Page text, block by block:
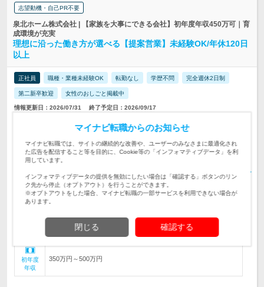
志望動機・自己PR不要
泉北ホーム株式会社 | 【家族を大事にできる会社】初年度年収450万可｜育
成環境が充実
理想に沿った働き方が選べる【提案営業】未経験OK/年休120日
以上
正社員 職種・業種未経験OK 転勤なし 学歴不問 完全週休2日制
第二新卒歓迎 女性のおしごと掲載中
情報更新日：2026/07/31 終了予定日：2026/09/17
仕事内容
【100％反響型／ビジネスマナーから専門知識まで研修で学べる
満足度97％の商品力が自慢
なる方
【未経験・第二新卒歓迎／1on1で最大1年サポート】◆社会人経
登用実績有
勤務地
【オープニング拠点あり！】 大阪・京都・兵庫・奈良内の各拠点
で勤務いただきます ※勤務地は希望やお…
月給25万円以上＋インセンティブ＋各種手当 ※年齢、経験、能
力を考慮のうえ、優遇します ※上記には…
初年度
年収
350万円～500万円
マイナビ転職からのお知らせ
マイナビ転職では、サイトの継続的な改善や、ユーザーのみなさまに最適化され
た広告を配信すること等を目的に、Cookie等の「インフォマティブデータ」を利
用しています。
インフォマティブデータの提供を無効にしたい場合は「確認する」ボタンのリン
ク先から停止（オプトアウト）を行うことができます。
※オプトアウトをした場合、マイナビ転職の一部サービスを利用できない場合が
あります。
閉じる 確認する